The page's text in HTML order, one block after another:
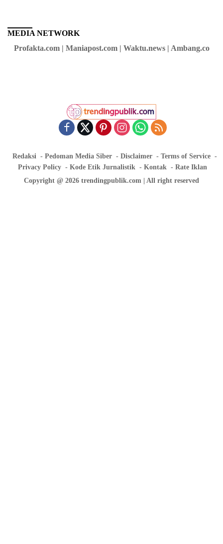
MEDIA NETWORK
Profakta.com | Maniapost.com | Waktu.news | Ambang.co
Redaksi Pedoman Media Siber Disclaimer
Terms of Service
Privacy Policy
Kode Etik Jurnalistik Kontak
Rate Iklan
Copyright @ 2026 trendingpublik.com | All right reserved